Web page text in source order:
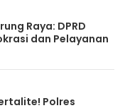
Raya: DPRD
dan Pelayanan
Polres